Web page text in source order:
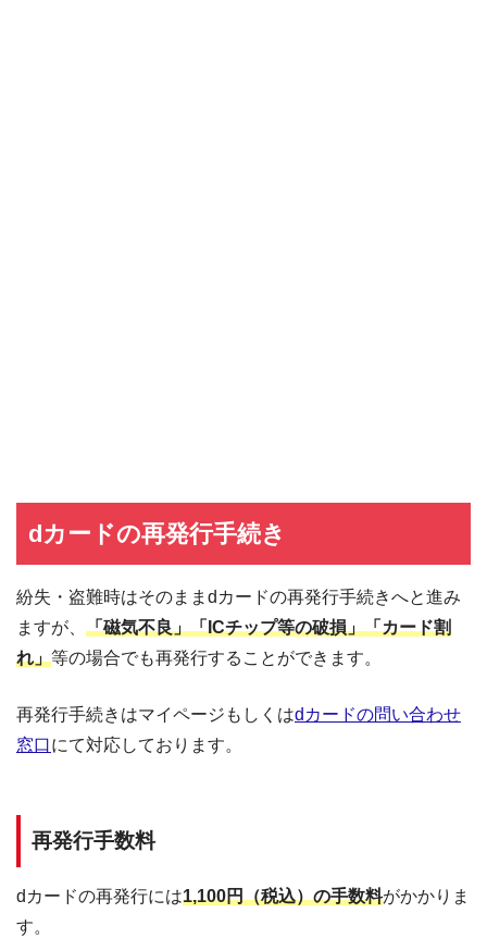
グアム 1-888-281-7787
サイパン 1-866-666-5120
トルコ 00-800-8191-0002
ニュージーランド 00-800-12121212
バミューダ 1-800-623-0276
南アフリカ
dカードの再発行手続き
紛失・盗難時はそのままdカードの再発行手続きへと進み
ますが、 「磁気不良」「ICチップ等の破損」「カード割
れ」等の場合でも再発行することができます。
再発行手続きはマイページもしくはdカードの問い合わせ
窓口にて対応しております。
再発行手数料
dカードの再発行には1,100円（税込）の手数料がかかりま
す。